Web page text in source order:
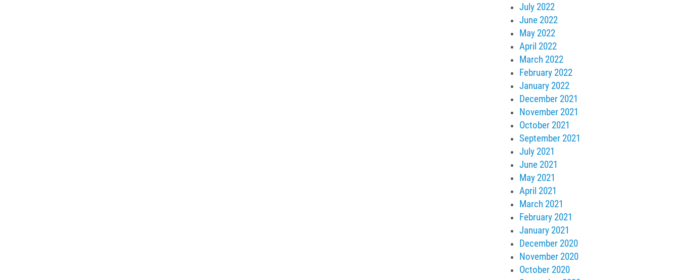
July 2022
June 2022
May 2022
April 2022
March 2022
February 2022
January 2022
December 2021
November 2021
October 2021
September 2021
July 2021
June 2021
May 2021
April 2021
March 2021
February 2021
January 2021
December 2020
November 2020
October 2020